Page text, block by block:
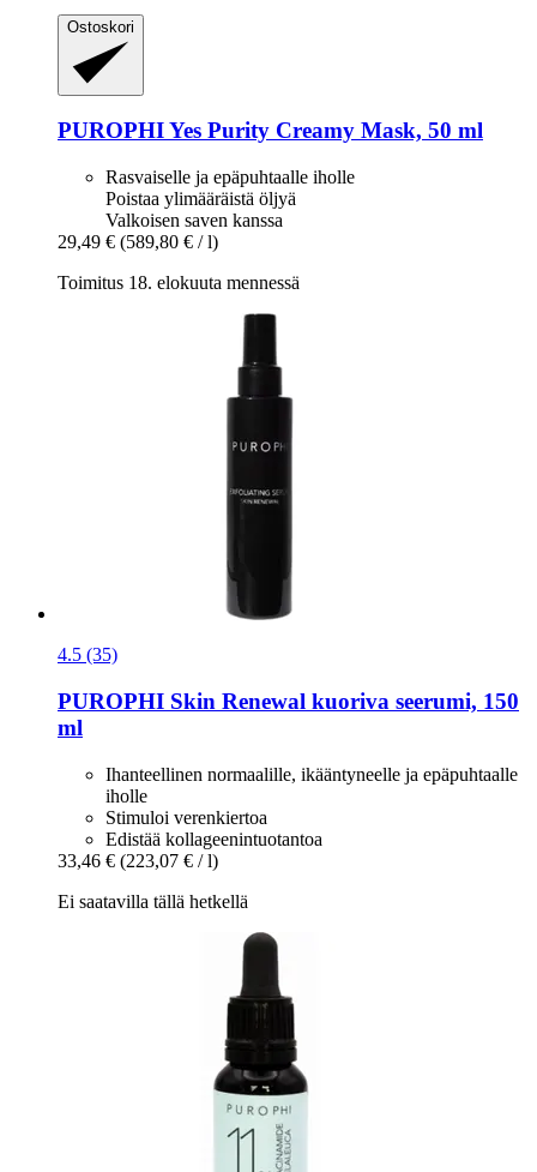
Ostoskori
PUROPHIYes Purity Creamy Mask, 50 ml
Rasvaiselle ja epäpuhtaalle iholle
Poistaa ylimääräistä öljyä
Valkoisen saven kanssa
29,49 € (589,80 € / l)
Toimitus 18. elokuuta mennessä
4.5 (35)
PUROPHI Skin Renewal kuoriva seerumi, 150
ml
Ihanteellinen normaalille, ikääntyneelle ja epäpuhtaalle
iholle
Stimuloi verenkiertoa
Edistää kollageenintuotantoa
33,46 € (223,07 € / l)
Ei saatavilla tällä hetkellä